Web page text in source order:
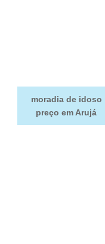
moradia de idoso
preço em Arujá